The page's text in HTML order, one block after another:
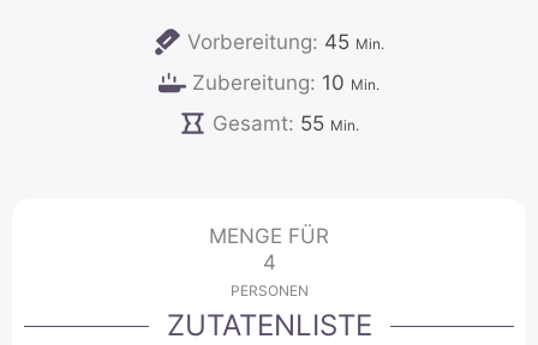
Vorbereitung: 45Minuten
Min.
Zubereitung: 10Minuten
Min.
Gesamt: 55Minuten
Min.
MENGE FÜR
4
PERSONEN
ZUTATENLISTE